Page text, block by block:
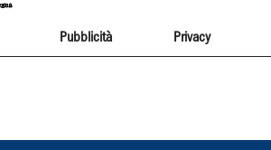
Pubblicità Privacy